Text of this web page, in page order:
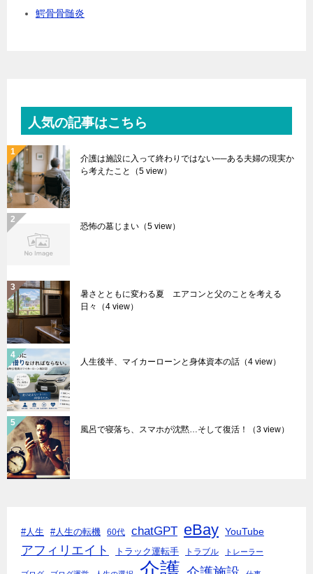
鰐骨骨髄炎
人気の記事はこちら
介護は施設に入って終わりではない──ある夫婦の現実か
ら考えたこと
（5 view）
恐怖の墓じまい （5 view）
暑さとともに変わる夏 エアコンと父のことを考える
日々
（4 view）
人生後半、マイカーローンと身体資本の話 （4 view）
風呂で寝落ち、スマホが沈黙…そして復活！ （3 view）
#人生 #人生の転機 60代 chatGPT eBay YouTube
アフィリエイト トラック運転手 トラブル トレーラー
介護